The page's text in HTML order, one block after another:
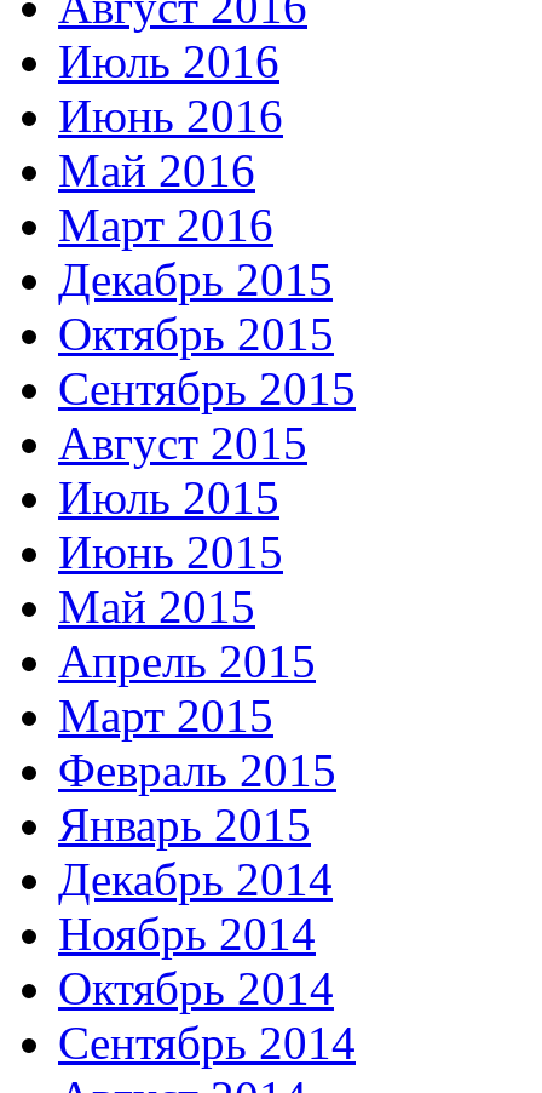
Июль 2016
Июнь 2016
Май 2016
Март 2016
Декабрь 2015
Октябрь 2015
Сентябрь 2015
Август 2015
Июль 2015
Июнь 2015
Май 2015
Апрель 2015
Март 2015
Февраль 2015
Январь 2015
Декабрь 2014
Ноябрь 2014
Октябрь 2014
Сентябрь 2014